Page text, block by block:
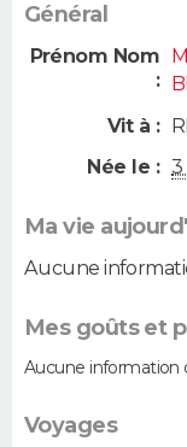
Général
Prénom Nom
:
Vit à :
Née le : 3
Ma vie
Aucune
Mes goûts et
Aucune information
Voyages